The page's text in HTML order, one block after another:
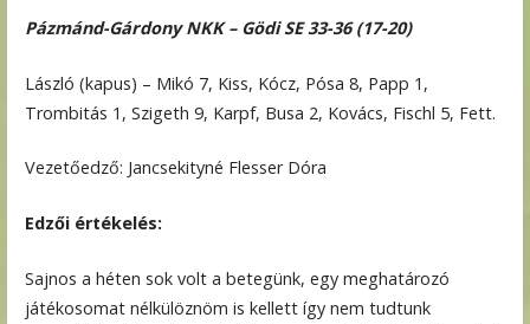
Pázmánd-Gárdony NKK – Gödi SE 33-36 (17-20)
László (kapus) – Mikó 7, Kiss, Kócz, Pósa 8, Papp 1,
Trombitás 1, Szigeth 9, Karpf, Busa 2, Kovács, Fischl 5, Fett.
Vezetőedző: Jancsekityné Flesser Dóra
Edzői értékelés:
Sajnos a héten sok volt a betegünk, egy meghatározó
játékosomat nélkülöznöm is kellett így nem tudtunk